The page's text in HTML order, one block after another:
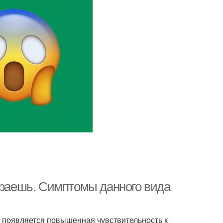
Симптомы данного вида
повышенная чувствительность к